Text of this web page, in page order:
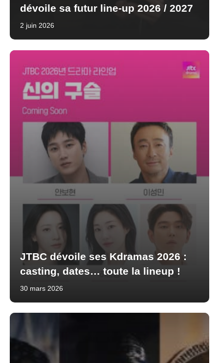
dévoile sa futur line-up 2026 / 2027
2 juin 2026
JTBC dévoile ses Kdramas 2026 :
casting, dates… toute la lineup !
30 mars 2026